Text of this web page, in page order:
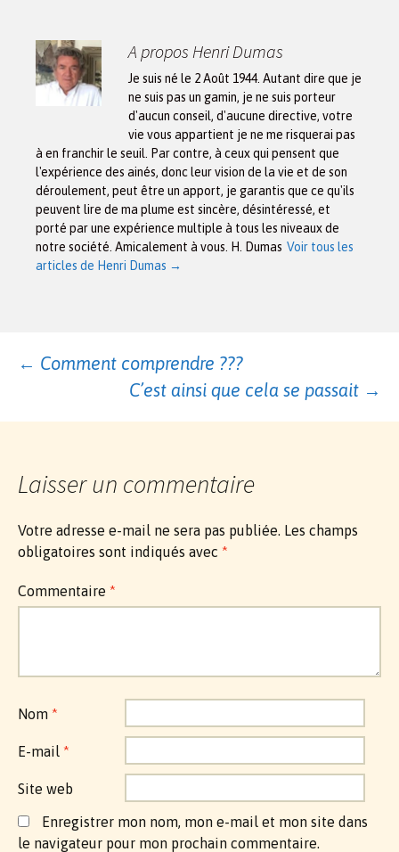
A propos Henri Dumas
Je suis né le 2 Août 1944. Autant dire que je
ne suis pas un gamin, je ne suis porteur
d'aucun conseil, d'aucune directive, votre
vie vous appartient je ne me risquerai pas
à en franchir le seuil. Par contre, à ceux qui pensent que
l'expérience des ainés, donc leur vision de la vie et de son
déroulement, peut être un apport, je garantis que ce qu'ils
peuvent lire de ma plume est sincère, désintéressé, et
porté par une expérience multiple à tous les niveaux de
notre société. Amicalement à vous. H. Dumas Voir tous les
articles de Henri Dumas →
Navigation
des
articles
← Comment comprendre ???
C’est ainsi que cela se passait →
Laisser un commentaire
Votre adresse e-mail ne sera pas publiée. Les champs
obligatoires sont indiqués avec *
Commentaire *
Nom *
E-mail *
Site web
Enregistrer mon nom, mon e-mail et mon site dans
le navigateur pour mon prochain commentaire.